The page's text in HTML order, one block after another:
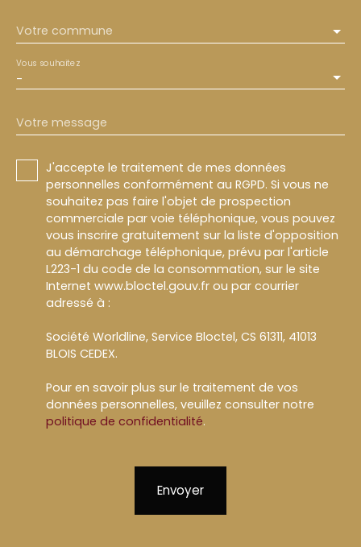
Votre commune
-
Vous souhaitez
Votre message
J'accepte le traitement de mes données
personnelles conformément au RGPD. Si vous ne
souhaitez pas faire l'objet de prospection
commerciale par voie téléphonique, vous pouvez
vous inscrire gratuitement sur la liste d'opposition
au démarchage téléphonique, prévu par l'article
L223-1 du code de la consommation, sur le site
Internet www.bloctel.gouv.fr ou par courrier
adressé à :
Société Worldline, Service Bloctel, CS 61311, 41013
BLOIS CEDEX.
Pour en savoir plus sur le traitement de vos
données personnelles, veuillez consulter notre
politique de confidentialité.
Envoyer